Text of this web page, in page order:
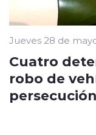
Jueves 28 de
Cuatro
robo de